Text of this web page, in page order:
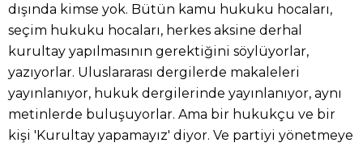
dışında kimse yok. Bütün kamu hukuku hocaları,
seçim hukuku hocaları, herkes aksine derhal
kurultay yapılmasının gerektiğini söylüyorlar,
yazıyorlar. Uluslararası dergilerde makaleleri
yayınlanıyor, hukuk dergilerinde yayınlanıyor, aynı
metinlerde buluşuyorlar. Ama bir hukukçu ve bir
kişi 'Kurultay yapamayız' diyor. Ve partiyi yönetmeye